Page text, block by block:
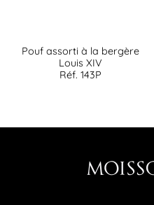
Pouf assorti à la bergère
Louis XIV
Réf. 143P